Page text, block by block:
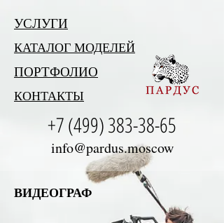
УСЛУГИ
КАТАЛОГ МОДЕЛЕЙ
ПОРТФОЛИО
КОНТАКТЫ
+7 (499) 383-38-65
info@pardus.moscow
ВИДЕОГРАФ